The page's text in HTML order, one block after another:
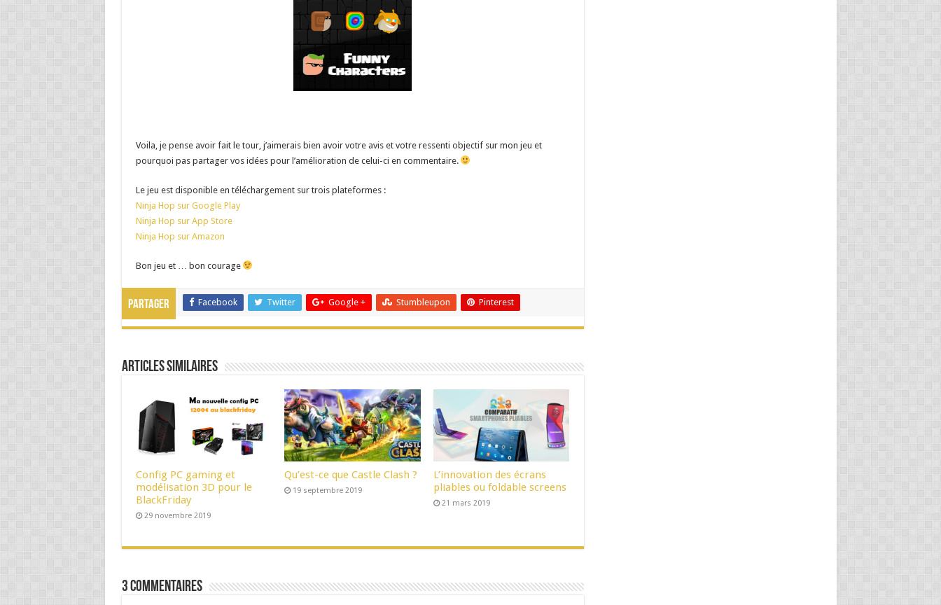
Voila, je pense avoir fait le tour, j’aimerais bien avoir votre avis et votre ressenti objectif sur mon jeu et
pourquoi pas partager vos idées pour l’amélioration de celui-ci en commentaire.
Le jeu est disponible en téléchargement sur trois plateformes :
Ninja Hop sur Google Play
Ninja Hop sur App Store
Ninja Hop sur Amazon
Bon jeu et … bon courage
Partager Facebook Twitter Google + Stumbleupon Pinterest
Articles Similaires
Config PC gaming et
modélisation 3D pour le
BlackFriday
29 novembre 2019
Qu’est-ce que Castle Clash ?
19 septembre 2019
L’innovation des écrans
pliables ou foldable screens
21 mars 2019
3 Commentaires